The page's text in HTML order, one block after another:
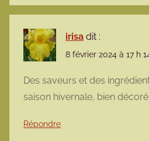
irisa dit :
8 février 2024 à 17 h
Des saveurs et des
saison hivernale, bien
Répondre